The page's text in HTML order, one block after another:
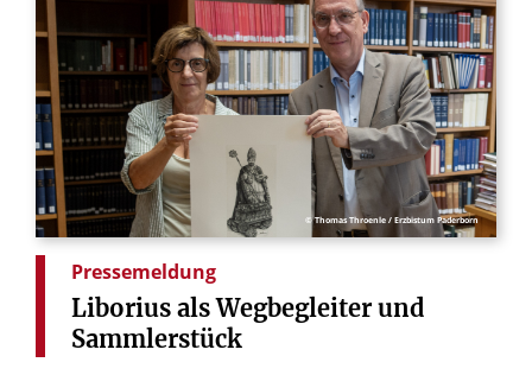
© Thomas Throenle / Erzbistum Paderborn
Pressemeldung
Liborius als Wegbegleiter und
Sammlerstück